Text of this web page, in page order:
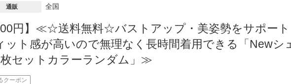
通販 全国
円】≪☆送料無料☆バストアップ・美姿勢をサポート
ット感が高いので無理なく長時間着用できる「Newシ
セットカラーランダム」≫
クーポン